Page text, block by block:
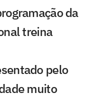
da
treina
pelo
muito